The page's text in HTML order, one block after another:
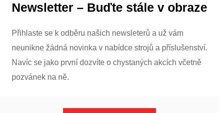
Newsletter – Buďte stále v obraze
Přihlaste se k odběru našich newsleterů a už vám
neunikne žádná novinka v nabídce strojů a příslušenství.
Navíc se jako první dozvíte o chystaných akcích včetně
pozvánek na ně.